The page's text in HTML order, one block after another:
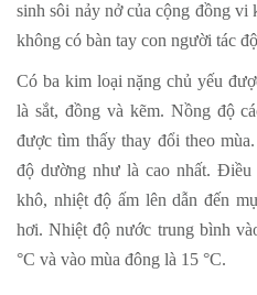
sinh sôi nảy nở của cộng đồng
không có bàn tay con người tác
Có ba kim loại nặng chủ yếu
là sắt, đồng và kẽm. Nồng độ
được tìm thấy thay đổi theo
độ dường như là cao nhất.
khô, nhiệt độ ấm lên dẫn đến
hơi. Nhiệt độ nước trung bình
°C và vào mùa đông là 15 °C.